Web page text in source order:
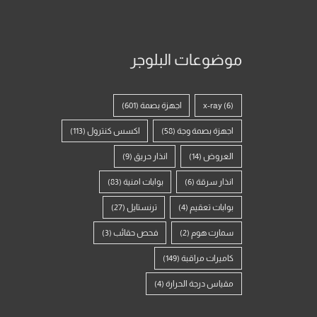
موضوعات البلوجر
x-ray (6) اجهزة بصمة (601)
اجهزة بصمة وجة(58) اكسس كنترول (113)
العروض(14) انذار حريق (9)
انذار سرقة(6) بوابات امنية (83)
بوابات تعقيم (4) ترنستايل (27)
سمارت هوم (2) فحص حقائب (3)
كاميرات مراقبة(149)
مقياس درجة الحرارة(4)